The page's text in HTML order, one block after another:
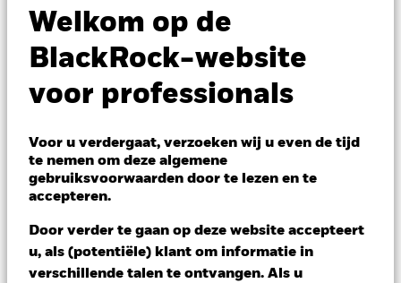
Welkom op de
BlackRock-website
voor professionals
Voor u verdergaat, verzoeken wij u even de tijd
te nemen om deze algemene
gebruiksvoorwaarden door te lezen en te
accepteren.
Door verder te gaan op deze website accepteert
u, als (potentiële) klant om informatie in
verschillende talen te ontvangen. Als u
Companies Absolute
Return Fund
USD 141,88
Variatie 52wk: 136,73 - 150,94